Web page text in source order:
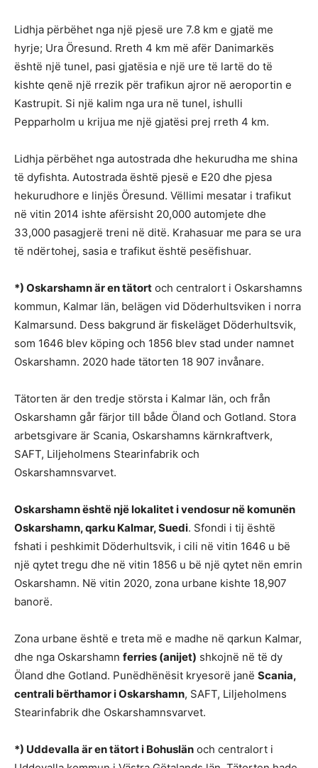
Lidhja përbëhet nga një pjesë ure 7.8 km e gjatë me
hyrje; Ura Öresund. Rreth 4 km më afër Danimarkës
është një tunel, pasi gjatësia e një ure të lartë do të
kishte qenë një rrezik për trafikun ajror në aeroportin e
Kastrupit. Si një kalim nga ura në tunel, ishulli
Pepparholm u krijua me një gjatësi prej rreth 4 km.
Lidhja përbëhet nga autostrada dhe hekurudha me shina
të dyfishta. Autostrada është pjesë e E20 dhe pjesa
hekurudhore e linjës Öresund. Vëllimi mesatar i trafikut
në vitin 2014 ishte afërsisht 20,000 automjete dhe
33,000 pasagjerë treni në ditë. Krahasuar me para se ura
të ndërtohej, sasia e trafikut është pesëfishuar.
*) Oskarshamn är en tätort och centralort i Oskarshamns
kommun, Kalmar län, belägen vid Döderhultsviken i norra
Kalmarsund. Dess bakgrund är fiskeläget Döderhultsvik,
som 1646 blev köping och 1856 blev stad under namnet
Oskarshamn. 2020 hade tätorten 18 907 invånare.
Tätorten är den tredje största i Kalmar län, och från
Oskarshamn går färjor till både Öland och Gotland. Stora
arbetsgivare är Scania, Oskarshamns kärnkraftverk,
SAFT, Liljeholmens Stearinfabrik och
Oskarshamnsvarvet.
Oskarshamn është një lokalitet i vendosur në komunën
Oskarshamn, qarku Kalmar, Suedi. Sfondi i tij është
fshati i peshkimit Döderhultsvik, i cili në vitin 1646 u bë
një qytet tregu dhe në vitin 1856 u bë një qytet nën emrin
Oskarshamn. Në vitin 2020, zona urbane kishte 18,907
banorë.
Zona urbane është e treta më e madhe në qarkun Kalmar,
dhe nga Oskarshamn ferries (anijet) shkojnë në të dy
Öland dhe Gotland. Punëdhënësit kryesorë janë Scania,
centrali bërthamor i Oskarshamn, SAFT, Liljeholmens
Stearinfabrik dhe Oskarshamnsvarvet.
*) Uddevalla är en tätort i Bohuslän och centralort i